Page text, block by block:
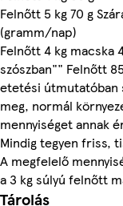
Felnőtt 5 kg 70 g
(gramm/nap)
Felnőtt 4 kg macska
szószban"" Felnőtt
etetési útmutatóban
meg, normál
mennyiséget annak
Mindig tegyen friss,
A megfelelő
a 3 kg súlyú felnőtt
Tárolás